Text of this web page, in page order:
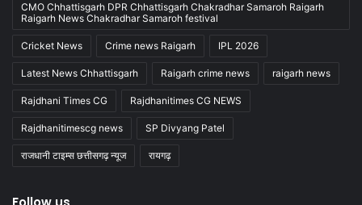
CMO Chhattisgarh DPR Chhattisgarh Chakradhar Samaroh Raigarh
Raigarh News Chakradhar Samaroh festival
Cricket News Crime news Raigarh IPL 2026
Latest News Chhattisgarh Raigarh crime news raigarh news
Rajdhani Times CG Rajdhanitimes CG NEWS
Rajdhanitimescg news SP Divyang Patel
राजधानी टाइम्स छत्तीसगढ़ न्यूज रायगढ़